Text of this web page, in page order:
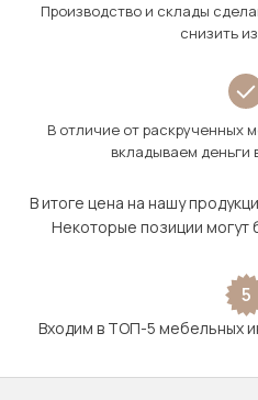
Производство и склады
снизить
В отличие от раскрученных
вкладываем деньги
В итоге цена на нашу
Некоторые позиции могут
5
Входим в ТОП-5 мебельных